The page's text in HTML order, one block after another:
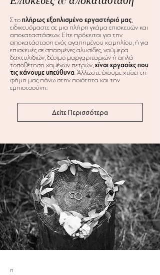
Στο πλήρως εξοπλισμένο εργαστήριό μας,
ειδικευόμαστε σε μια πλήρη γκάμα επισκευών και
αποκαταστάσεων. Είτε πρόκειται για την
αποκατάσταση ενός αγαπημένου κειμηλίου, ή για
επισκευές σε σπασμένες αλυσίδες, νούμερα
δαχτυλιδιών, δέσιμο μαργαριταριών ή απλά
τοποθέτηση χαμένων πετρών, είναι εργασίες που
τις κάνουμε υπεύθυνα. Άλλωστε έχουμε χτίσει τη
φήμη μας πάνω στην ποιότητα και την
εμπιστοσύνη.
Δείτε Περισσότερα
η